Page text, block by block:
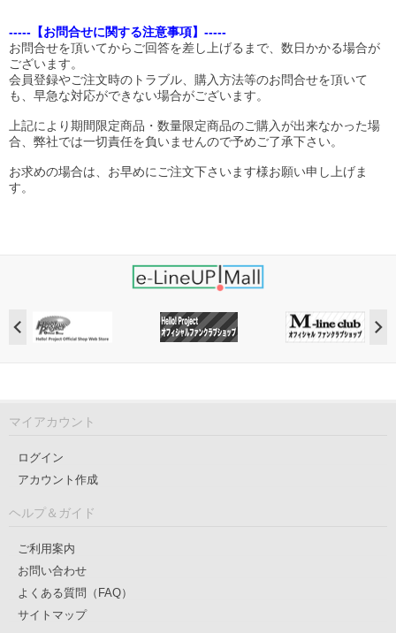
-----【お問合せに関する注意事項】-----
お問合せを頂いてからご回答を差し上げるまで、数日かかる場合が
ございます。
会員登録やご注文時のトラブル、購入方法等のお問合せを頂いて
も、早急な対応ができない場合がございます。
上記により期間限定商品・数量限定商品のご購入が出来なかった場
合、弊社では一切責任を負いませんので予めご了承下さい。
お求めの場合は、お早めにご注文下さいます様お願い申し上げま
す。
マイアカウント
ログイン
アカウント作成
ヘルプ＆ガイド
ご利用案内
お問い合わせ
よくある質問（FAQ）
サイトマップ